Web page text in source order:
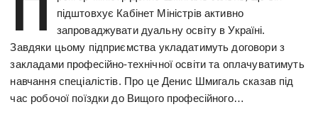
П
підштовхує Кабінет Міністрів активно
запроваджувати дуальну освіту в Україні.
Завдяки цьому підприємства укладатимуть договори з
закладами професійно-технічної освіти та оплачуватимуть
навчання спеціалістів. Про це Денис Шмигаль сказав під
час робочої поїздки до Вищого професійного…